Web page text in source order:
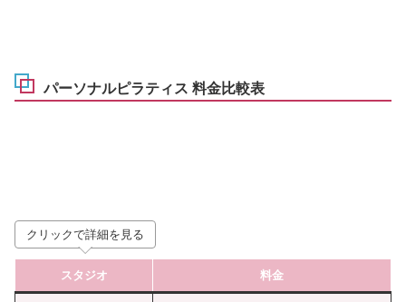
パーソナルピラティス 料金比較表
クリックで詳細を見る
スタジオ 料金